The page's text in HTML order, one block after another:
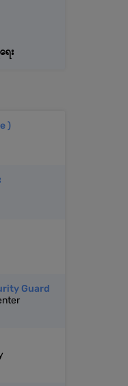
း
)
Guard